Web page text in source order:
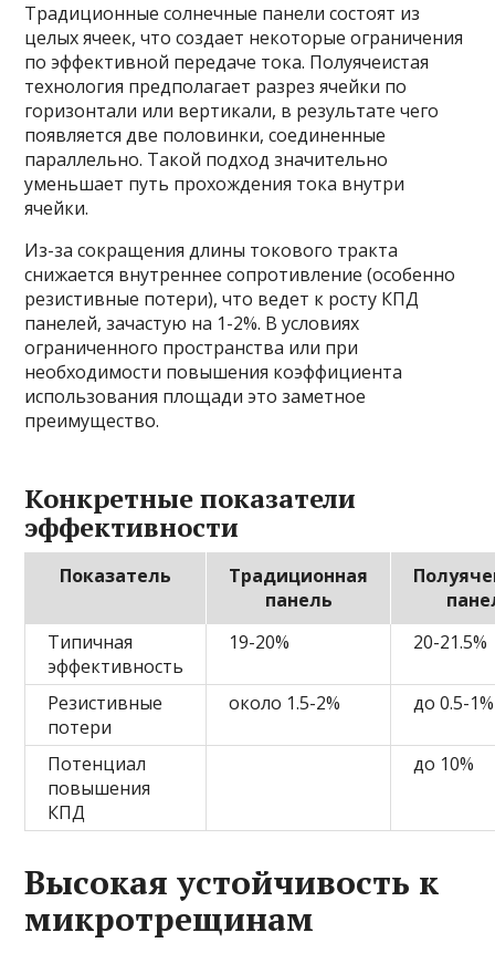
Традиционные солнечные панели состоят из
целых ячеек, что создает некоторые ограничения
по эффективной передаче тока. Полуячеистая
технология предполагает разрез ячейки по
горизонтали или вертикали, в результате чего
появляется две половинки, соединенные
параллельно. Такой подход значительно
уменьшает путь прохождения тока внутри
ячейки.
Из-за сокращения длины токового тракта
снижается внутреннее сопротивление (особенно
резистивные потери), что ведет к росту КПД
панелей, зачастую на 1-2%. В условиях
ограниченного пространства или при
необходимости повышения коэффициента
использования площади это заметное
преимущество.
Конкретные показатели
эффективности
Показатель
Традиционная
панель
Типичная
эффективность
19-20% 20-21.5%
Резистивные
потери
около 1.5-2% до 0.5-1%
Потенциал
повышения
КПД
до 10%
Высокая устойчивость к
микротрещинам